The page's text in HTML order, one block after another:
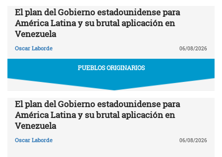
El plan del Gobierno estadounidense para
América Latina y su brutal aplicación en
Venezuela
Oscar Laborde 06/08/2026
PUEBLOS ORIGINARIOS
El plan del Gobierno estadounidense para
América Latina y su brutal aplicación en
Venezuela
Oscar Laborde 06/08/2026